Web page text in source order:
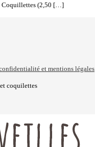
Coquillettes (2,50 […]
et mentions légales
coquilettes